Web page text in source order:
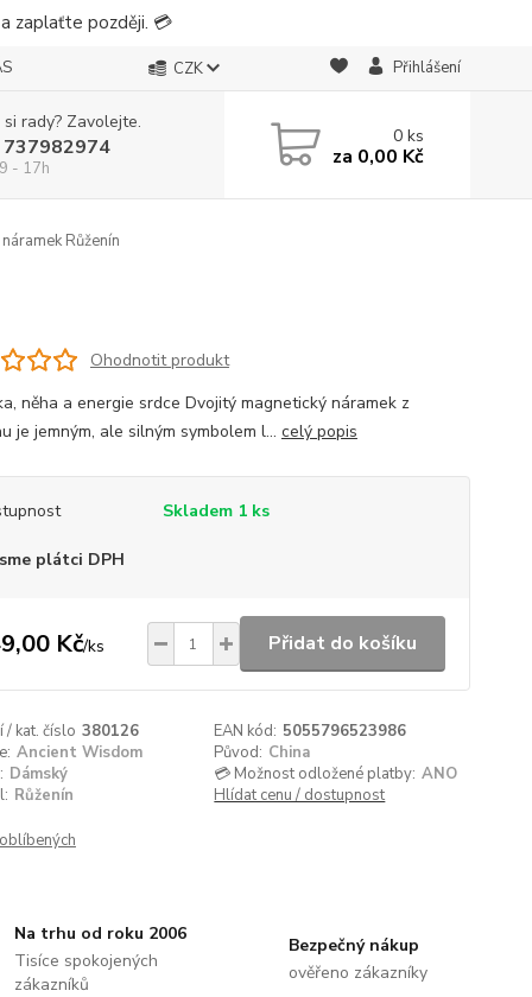
zaplaťte později. 💳
CZK Přihlášení
rady? Zavolejte.
- 17h
0ks
za 0,00 Kč
Růženín
Ohodnotit produkt
něha a energie srdce Dvojitý magnetický náramek z
je jemným, ale silným symbolem l... celý popis
Skladem 1 ks
plátci DPH
Kč/ks Přidat do košíku
/ kat. číslo 380126 EAN kód: 5055796523986
Ancient Wisdom Původ: China
Dámský 💳 Možnost odložené platby: ANO
Růženín Hlídat cenu / dostupnost
Na trhu od roku 2006
Tisíce spokojených
zákazníků
Bezpečný nákup
ověřeno zákazníky